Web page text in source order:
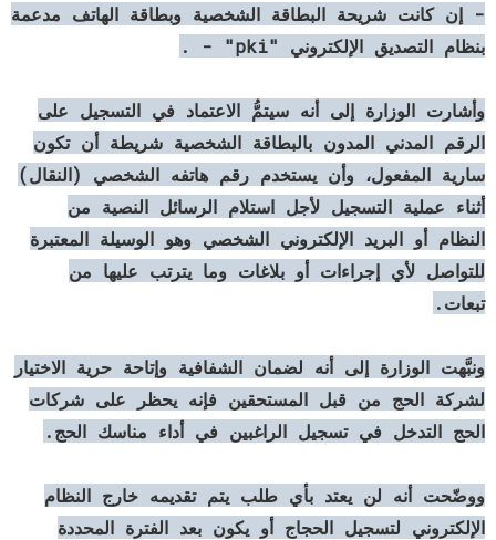
- إن كانت شريحة البطاقة الشخصية وبطاقة الهاتف مدعمة
بنظام التصديق الإلكتروني "pki" - .
وأشارت الوزارة إلى أنه سيتمُّ الاعتماد في التسجيل على
الرقم المدني المدون بالبطاقة الشخصية شريطة أن تكون
سارية المفعول، وأن يستخدم رقم هاتفه الشخصي (النقال)
أثناء عملية التسجيل لأجل استلام الرسائل النصية من
النظام أو البريد الإلكتروني الشخصي وهو الوسيلة المعتبرة
للتواصل لأي إجراءات أو بلاغات وما يترتب عليها من
تبعات.
ونبَّهت الوزارة إلى أنه لضمان الشفافية وإتاحة حرية الاختيار
لشركة الحج من قبل المستحقين فإنه يحظر على شركات
الحج التدخل في تسجيل الراغبين في أداء مناسك الحج.
ووضّحت أنه لن يعتد بأي طلب يتم تقديمه خارج النظام
الإلكتروني لتسجيل الحجاج أو يكون بعد الفترة المحددة